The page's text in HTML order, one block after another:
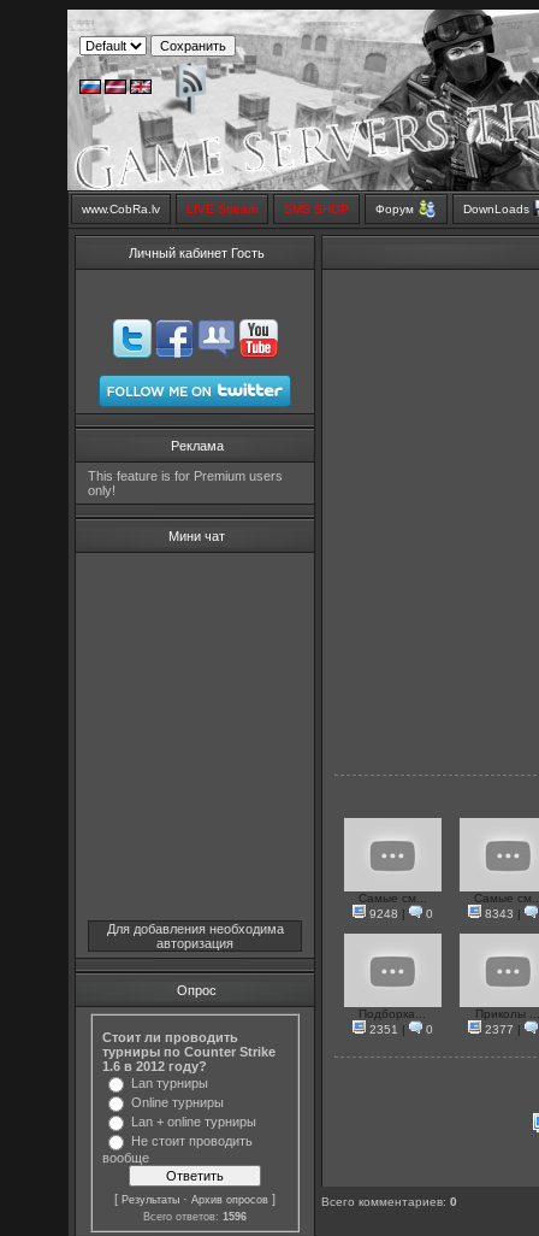
www.CobRa.lv LIVE Stream SMS SHOP Форум DownLoads
Личный кабинет Гость
Реклама
This feature is for Premium users
only!
Мини чат
Для добавления необходима
авторизация
Опрос
Стоит ли проводить
турниры по Counter Strike
1.6 в 2012 году?
Lan турниры
Online турниры
Lan + online турниры
Не стоит проводить
вообще
[Результаты ·Архив опросов ]
Всего ответов:1596
Самые см...
9248 | 0
Самые
8343 |
Подборка...
2351 | 0
Приколы
2377 |
Всего комментариев:0